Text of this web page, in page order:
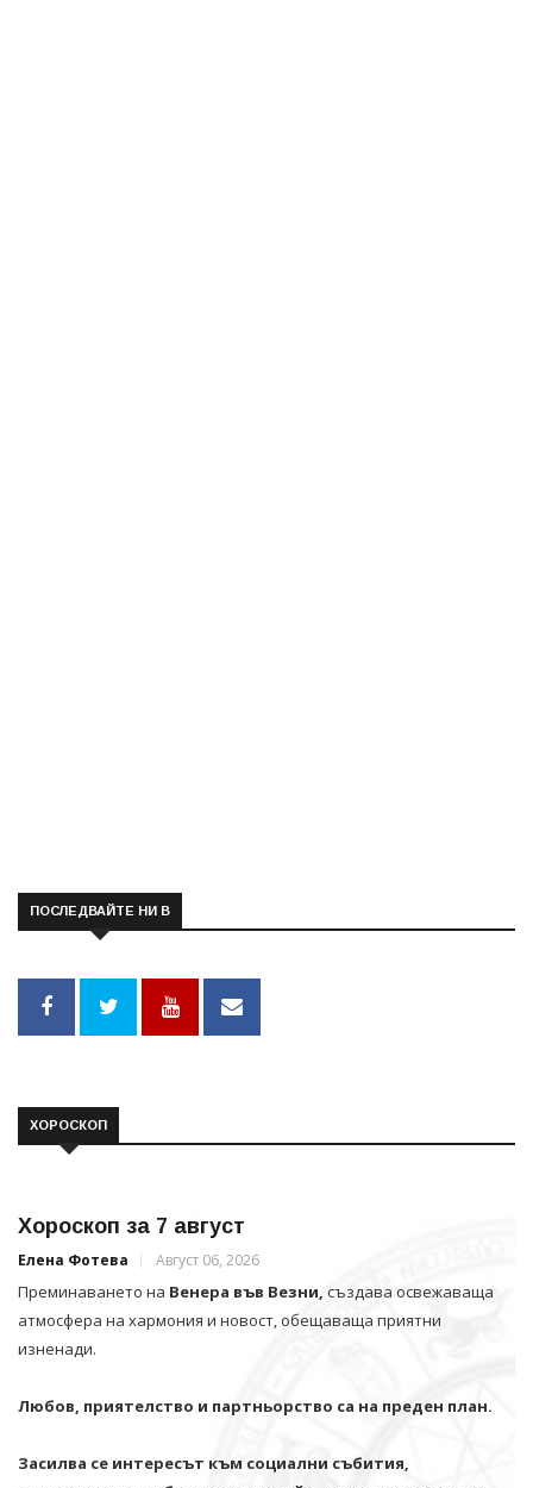
ПОСЛЕДВАЙТЕ НИ В
ХОРОСКОП
Хороскоп за 7 август
Елена Фотева Август 06, 2026
Преминаването на Венера във Везни, създава освежаваща
атмосфера на хармония и новост, обещаваща приятни
изненади.
Любов, приятелство и партньорство са на преден план.
Засилва се интересът към социални събития,